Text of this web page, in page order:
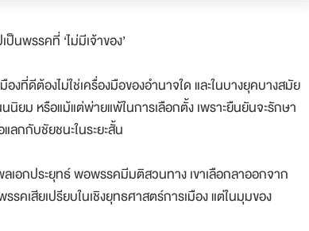
พรรคที่ ‘ไม่มีเจ้าของ’
งที่ดีต้องไม่ใช่เครื่องมือของอำนาจใด และในบางยุคบางสมัย
นิยม หรือแม้แต่พ่ายแพ้ในการเลือกตั้ง เพราะยืนยันจะรักษา
กกับชัยชนะในระยะสั้น
เอกประยุทธ์ พอพรรคมีมติสวนทาง เขาเลือกลาออกจาก
รคเสียเปรียบในเชิงยุทธศาสตร์การเมือง แต่ในมุมของ